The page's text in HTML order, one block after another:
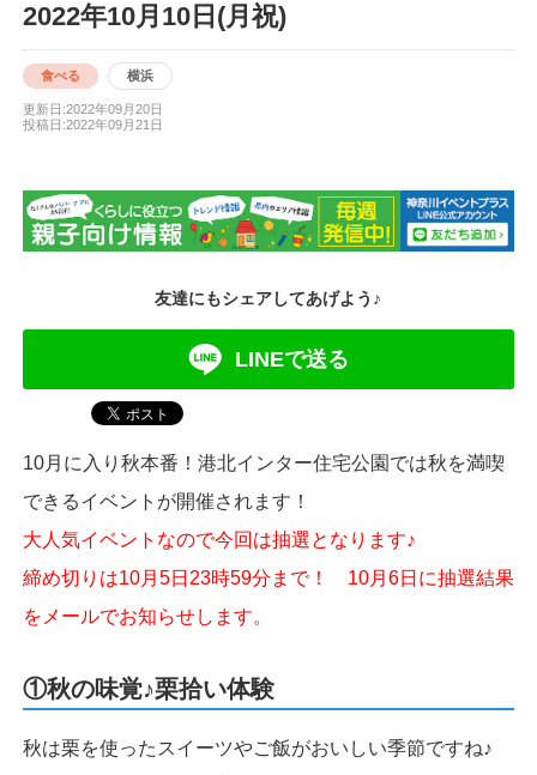
2022年10月10日(月祝)
食べる 横浜
更新日:2022年09月20日
投稿日:2022年09月21日
友達にもシェアしてあげよう♪
LINEで送る
10月に入り秋本番！港北インター住宅公園では秋を満喫
できるイベントが開催されます！
大人気イベントなので今回は抽選となります♪
締め切りは10月5日23時59分まで！ 10月6日に抽選結果
をメールでお知らせします。
①秋の味覚♪栗拾い体験
秋は栗を使ったスイーツやご飯がおいしい季節ですね♪